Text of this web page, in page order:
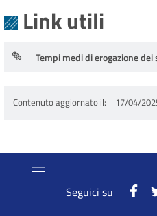
Link utili
Tempi medi di erogazione
Contenuto aggiornato il 17/04/
Seguici su